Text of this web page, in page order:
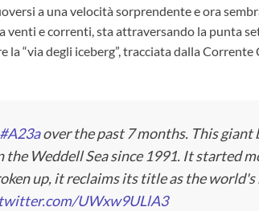
a una velocità sorprendente e ora
venti e correnti, sta attraversando la punta
la “via degli iceberg”, tracciata dalla
#A23aover the past 7 months. This giant
the Weddell Sea since 1991. It started
up, it reclaims its title as the world's
UWxw9ULlA3